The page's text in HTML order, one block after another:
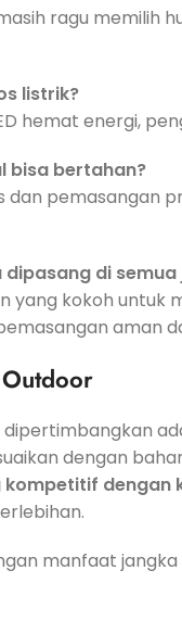
ragu memilih
listrik?
hemat energi,
bisa bertahan?
dan pemasangan
di semua
yang kokoh untuk
aman
dipertimbangkan
dengan
kompetitif dengan
manfaat